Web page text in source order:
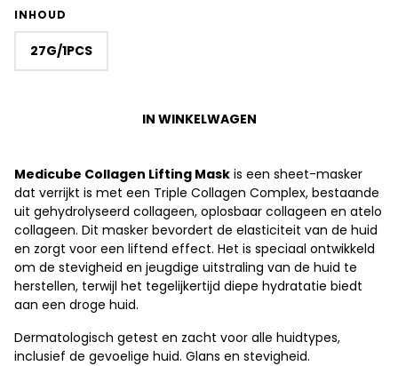
INHOUD
27G/1PCS
IN WINKELWAGEN
Medicube Collagen Lifting Mask is een sheet-masker
dat verrijkt is met een Triple Collagen Complex, bestaande
uit gehydrolyseerd collageen, oplosbaar collageen en atelo
collageen. Dit masker bevordert de elasticiteit van de huid
en zorgt voor een liftend effect. Het is speciaal ontwikkeld
om de stevigheid en jeugdige uitstraling van de huid te
herstellen, terwijl het tegelijkertijd diepe hydratatie biedt
aan een droge huid.
Dermatologisch getest en zacht voor alle huidtypes,
inclusief de gevoelige huid. Glans en stevigheid.